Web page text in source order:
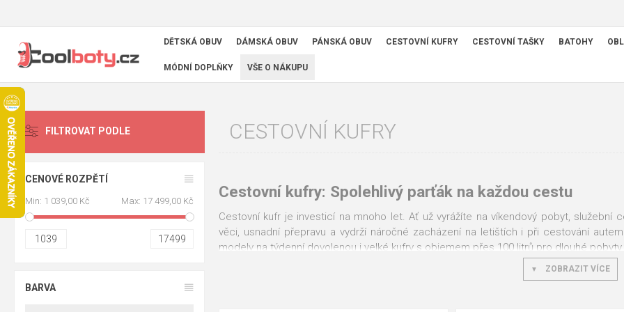
DĚTSKÁ OBUV DÁMSKÁ OBUV PÁNSKÁ OBUV CESTOVNÍ KUFRY CESTOVNÍ TAŠKY BATOHY
MÓDNÍ DOPLŇKY VŠE O NÁKUPU
CESTOVNÍ KUFRY
Cestovní kufry: Spolehlivý parťák na každou cestu
Cestovní kufr je investicí na mnoho let. Ať už vyrážíte na víkendový pobyt, služební
věci, usnadní přepravu a vydrží náročné zacházení na letištích i při cestování
modely na týdenní dovolenou i velké kufry s objemem přes 100 litrů pro dlouhé
Vybíráme pouze ověřené značky a modely, které kombinují nízkou hmotnost, kvalitní
cestování nebude zbytečně komplikované a kufr vám bude spolehlivě sloužit mnoho
ZOBRAZIT VÍCE
FILTROVAT PODLE
CENOVÉ ROZPĚTÍ
Min: 1 039,00 Kč Max: 17 499,00 Kč
1039 17499
BARVA